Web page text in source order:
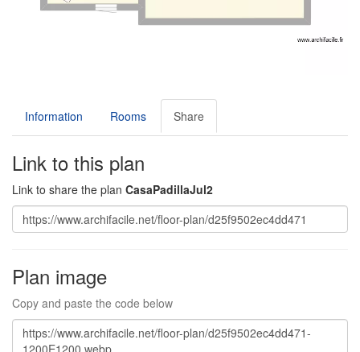
Information Rooms Share
Link to this plan
Link to share the plan CasaPadillaJul2
Plan image
Copy and paste the code below